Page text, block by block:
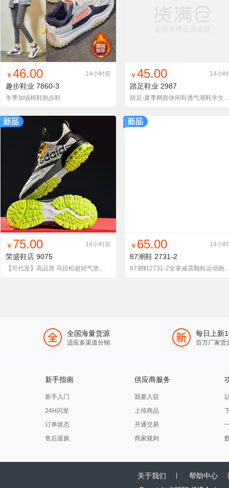
找同款 加入铺货单 收藏
￥46.00 14小时前
趣步鞋业 7860-3
冬季加绒棉鞋跑步鞋
找同款 加入铺货单 收藏
￥45.00 14小
踏足鞋业 2987
踏足-夏季网面休闲鞋透气
找同款 加入铺货单 收藏
￥ 75.00 14小时前
荣盛鞋店 9075
【可代发】高品质 马拉松超轻气垫鞋 外贸大码运动跑步鞋
找同款 加入铺货单 收藏
￥ 65.00 14小
87潮鞋 2731-2
87潮鞋2731-2全掌减震
全国海量货源
适应多渠道分销
每日上新
百万厂家货
新手指南
新手入门
24H闪发
订单状态
售后退换
供应商服务
我要入驻
上传商品
开通交易
商家规则
关于我们 帮助中心